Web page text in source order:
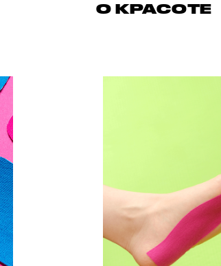
О КРАСОТЕ